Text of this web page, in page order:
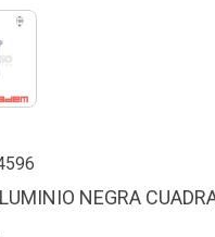
NEGRA